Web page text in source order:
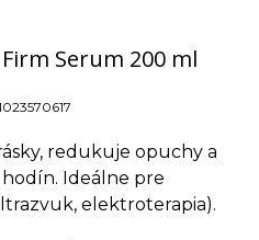
Serum 200 ml
redukuje opuchy a
Ideálne pre
elektroterapia).